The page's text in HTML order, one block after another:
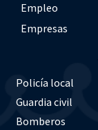
Empleo
Empresas
Policía local
Guardia civil
Bomberos